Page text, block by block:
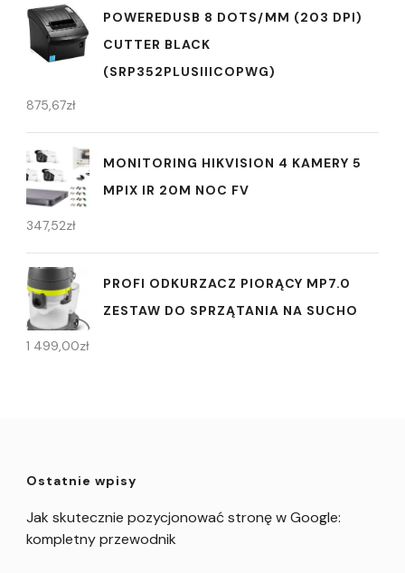
POWEREDUSB 8 DOTS/MM (203 DPI)
CUTTER BLACK
(SRP352PLUSIIICOPWG)
875,67zł
MONITORING HIKVISION 4 KAMERY 5
MPIX IR 20M NOC FV
347,52zł
PROFI ODKURZACZ PIORĄCY MP7.0
ZESTAW DO SPRZĄTANIA NA SUCHO
1 499,00zł
Ostatnie wpisy
Jak skutecznie pozycjonować stronę w Google:
kompletny przewodnik